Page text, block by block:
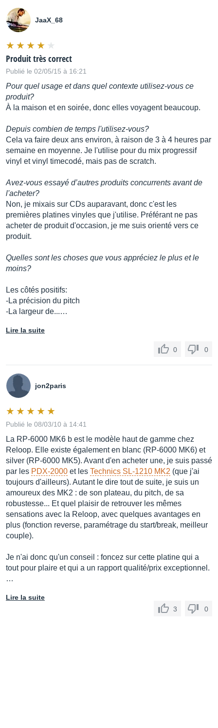
JaaX_68
Produit très correct
Publié le 02/05/15 à 16:21
Pour quel usage et dans quel contexte utilisez-vous ce
produit?
À la maison et en soirée, donc elles voyagent beaucoup.
Depuis combien de temps l'utilisez-vous?
Cela va faire deux ans environ, à raison de 3 à 4 heures par
semaine en moyenne. Je l'utilise pour du mix progressif
vinyl et vinyl timecodé, mais pas de scratch.
Avez-vous essayé d’autres produits concurrents avant de
l'acheter?
Non, je mixais sur CDs auparavant, donc c'est les
premières platines vinyles que j'utilise. Préférant ne pas
acheter de produit d'occasion, je me suis orienté vers ce
produit.
Quelles sont les choses que vous appréciez le plus et le
moins?
Les côtés positifs:
-La précision du pitch
-La largeur de...…
Lire la suite
0 0
jon2paris
Publié le 08/03/10 à 14:41
La RP-6000 MK6 b est le modèle haut de gamme chez
Reloop. Elle existe également en blanc (RP-6000 MK6) et
silver (RP-6000 MK5). Avant d'en acheter une, je suis passé
par les PDX-2000 et les Technics SL-1210 MK2 (que j'ai
toujours d'ailleurs). Autant le dire tout de suite, je suis un
amoureux des MK2 : de son plateau, du pitch, de sa
robustesse... Et quel plaisir de retrouver les mêmes
sensations avec la Reloop, avec quelques avantages en
plus (fonction reverse, paramétrage du start/break, meilleur
couple).
Je n'ai donc qu'un conseil : foncez sur cette platine qui a
tout pour plaire et qui a un rapport qualité/prix exceptionnel.
…
Lire la suite
3
0